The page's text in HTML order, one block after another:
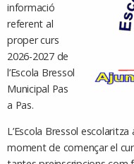
informació
referent al
proper curs
2026-2027 de
l’Escola Bressol
Municipal Pas
a Pas.
L’Escola Bressol
moment de començar el